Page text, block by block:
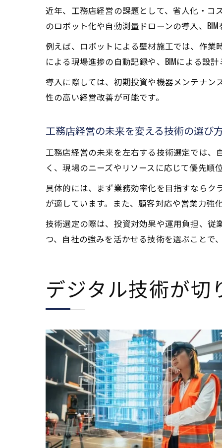
近年、工務店経営の課題として、省人化・コ
のロボット化や自動測量ドローンの導入、
例えば、ロボットによる壁材施工では、作業
による現場進捗の自動記録や、BIMによる設
導入に際しては、初期投資や機器メンテナン
性の高い経営改善が可能です。
工務店経営の未来を変える技術の選び
工務店経営の未来を左右する技術選定では
く、現場のニーズやリソースに応じて優先順
具体的には、まず業務効率化を目指すならク
が適しています。また、顧客対応や営業力強
技術選定の際は、投資対効果や運用負担、従
つ、自社の強みを活かせる技術を選ぶことで
デジタル技術が切